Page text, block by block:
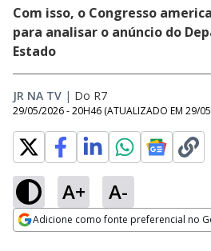
Com isso, o Congresso
para analisar o anúncio do
Estado
JR NA TV | Do R7
29/05/2026 - 20H46 (ATUALIZADO EM 29/
A+ A-
Adicione como fonte preferencial no
Ativar
Loaded:
51.27%